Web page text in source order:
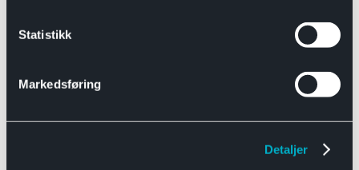
Statistikk
Markedsføring
Detaljer